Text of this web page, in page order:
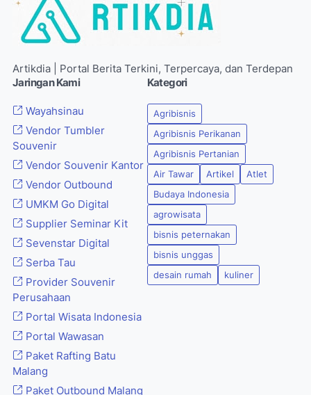
Artikdia | Portal Berita Terkini, Terpercaya, dan Terdepan
Jaringan Kami
Wayahsinau
Vendor Tumbler
Souvenir
Vendor Souvenir Kantor
Vendor Outbound
UMKM Go Digital
Supplier Seminar Kit
Sevenstar Digital
Serba Tau
Provider Souvenir
Perusahaan
Portal Wisata Indonesia
Portal Wawasan
Paket Rafting Batu
Malang
Paket Outbound Malang
Kategori
Agribisnis
Agribisnis Perikanan
Agribisnis Pertanian
Air Tawar
Artikel
Atlet
Budaya Indonesia
agrowisata
bisnis peternakan
bisnis unggas
desain rumah
kuliner